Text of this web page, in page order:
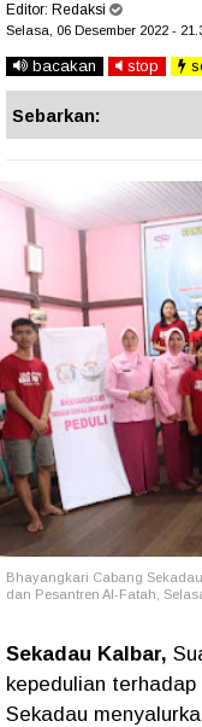
Editor: Redaksi
Selasa, 06 Desember 2022 -
bacakan stop
Sebarkan:
Bhayangkari Cabang
dan Pesantren Al-Fatah,
Sekadau Kalbar,
kepedulian
Sekadau